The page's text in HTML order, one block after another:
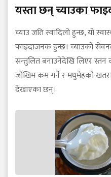
यस्ता छन् च्याउका
च्याउ जति स्वादिलो हुन्छ, यो
फाइदाजनक हुन्छ। च्याउको सेवनले
सन्तुलित बनाउनेदेखि लिएर स्तन
जोखिम कम गर्ने र मधुमेहको
देखाएका छन्।